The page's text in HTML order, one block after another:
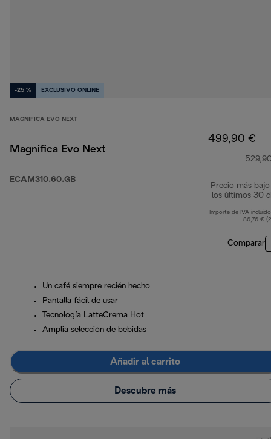
-25 % EXCLUSIVO ONLINE
MAGNIFICA EVO NEXT
Magnifica Evo Next
ECAM310.60.GB
499,90 €
Precio más bajo
los últimos 30
Importe de IVA
86,76 €
Comparar
Un café siempre recién hecho
Pantalla fácil de usar
Tecnología LatteCrema Hot
Amplia selección de bebidas
Añadir al carrito
Descubre más